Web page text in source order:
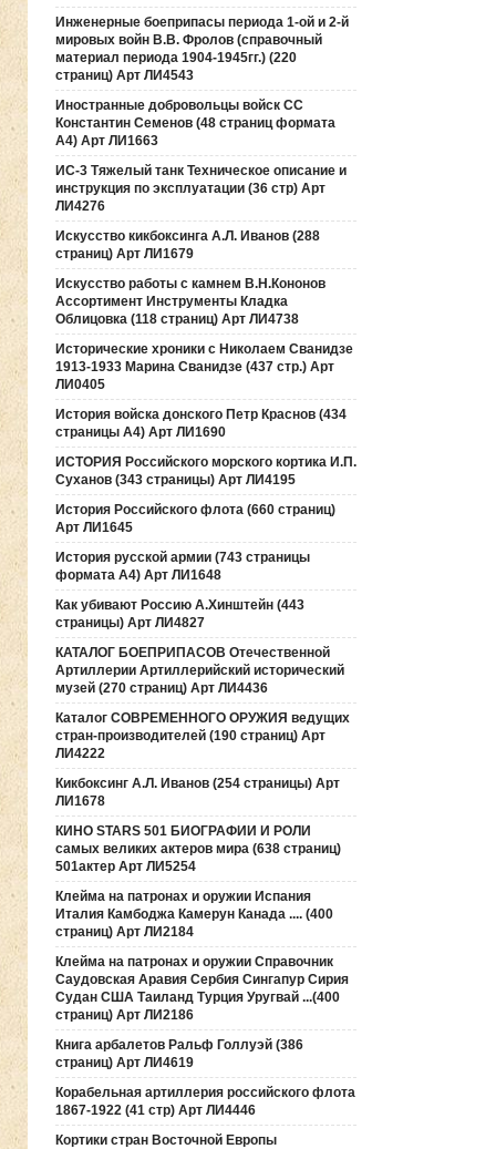
Инженерные боеприпасы периода 1-ой и 2-й
мировых войн В.В. Фролов (справочный
материал периода 1904-1945гг.) (220
страниц) Арт ЛИ4543
Иностранные добровольцы войск СС
Константин Семенов (48 страниц формата
А4) Арт ЛИ1663
ИС-3 Тяжелый танк Техническое описание и
инструкция по эксплуатации (36 стр) Арт
ЛИ4276
Искусство кикбоксинга А.Л. Иванов (288
страниц) Арт ЛИ1679
Искусство работы с камнем В.Н.Кононов
Ассортимент Инструменты Кладка
Облицовка (118 страниц) Арт ЛИ4738
Исторические хроники с Николаем Сванидзе
1913-1933 Марина Сванидзе (437 стр.) Арт
ЛИ0405
История войска донского Петр Краснов (434
страницы А4) Арт ЛИ1690
ИСТОРИЯ Российского морского кортика И.П.
Суханов (343 страницы) Арт ЛИ4195
История Российского флота (660 страниц)
Арт ЛИ1645
История русской армии (743 страницы
формата А4) Арт ЛИ1648
Как убивают Россию А.Хинштейн (443
страницы) Арт ЛИ4827
КАТАЛОГ БОЕПРИПАСОВ Отечественной
Артиллерии Артиллерийский исторический
музей (270 страниц) Арт ЛИ4436
Каталог СОВРЕМЕННОГО ОРУЖИЯ ведущих
стран-производителей (190 страниц) Арт
ЛИ4222
Кикбоксинг А.Л. Иванов (254 страницы) Арт
ЛИ1678
КИНО STARS 501 БИОГРАФИИ И РОЛИ
самых великих актеров мира (638 страниц)
501актер Арт ЛИ5254
Клейма на патронах и оружии Испания
Италия Камбоджа Камерун Канада .... (400
страниц) Арт ЛИ2184
Клейма на патронах и оружии Справочник
Саудовская Аравия Сербия Сингапур Сирия
Судан США Таиланд Турция Уругвай ...(400
страниц) Арт ЛИ2186
Книга арбалетов Ральф Голлуэй (386
страниц) Арт ЛИ4619
Корабельная артиллерия российского флота
1867-1922 (41 стр) Арт ЛИ4446
Кортики стран Восточной Европы